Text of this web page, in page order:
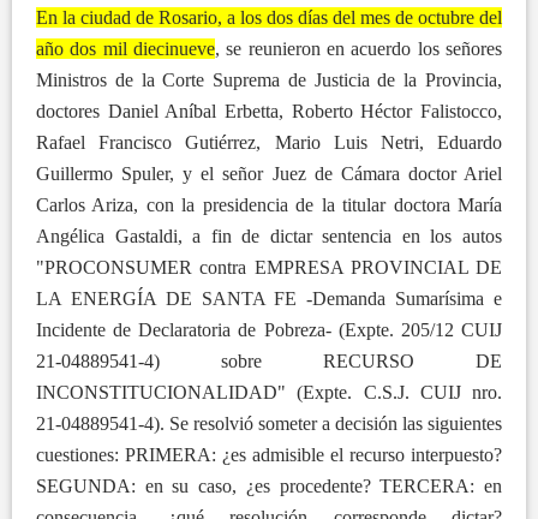
En la ciudad de Rosario, a los dos días del mes de octubre del
año dos mil diecinueve, se reunieron en acuerdo los señores
Ministros de la Corte Suprema de Justicia de la Provincia,
doctores Daniel Aníbal Erbetta, Roberto Héctor Falistocco,
Rafael Francisco Gutiérrez, Mario Luis Netri, Eduardo
Guillermo Spuler, y el señor Juez de Cámara doctor Ariel
Carlos Ariza, con la presidencia de la titular doctora María
Angélica Gastaldi, a fin de dictar sentencia en los autos
"PROCONSUMER contra EMPRESA PROVINCIAL DE
LA ENERGÍA DE SANTA FE -Demanda Sumarísima e
Incidente de Declaratoria de Pobreza- (Expte. 205/12 CUIJ
21-04889541-4) sobre RECURSO DE
INCONSTITUCIONALIDAD" (Expte. C.S.J. CUIJ nro.
21-04889541-4). Se resolvió someter a decisión las siguientes
cuestiones: PRIMERA: ¿es admisible el recurso interpuesto?
SEGUNDA: en su caso, ¿es procedente? TERCERA: en